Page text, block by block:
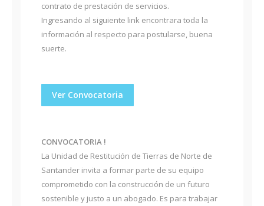
contrato de prestación de servicios.
Ingresando al siguiente link encontrara toda la
información al respecto para postularse, buena
suerte.
Ver Convocatoria
CONVOCATORIA !
La Unidad de Restitución de Tierras de Norte de
Santander invita a formar parte de su equipo
comprometido con la construcción de un futuro
sostenible y justo a un abogado. Es para trabajar